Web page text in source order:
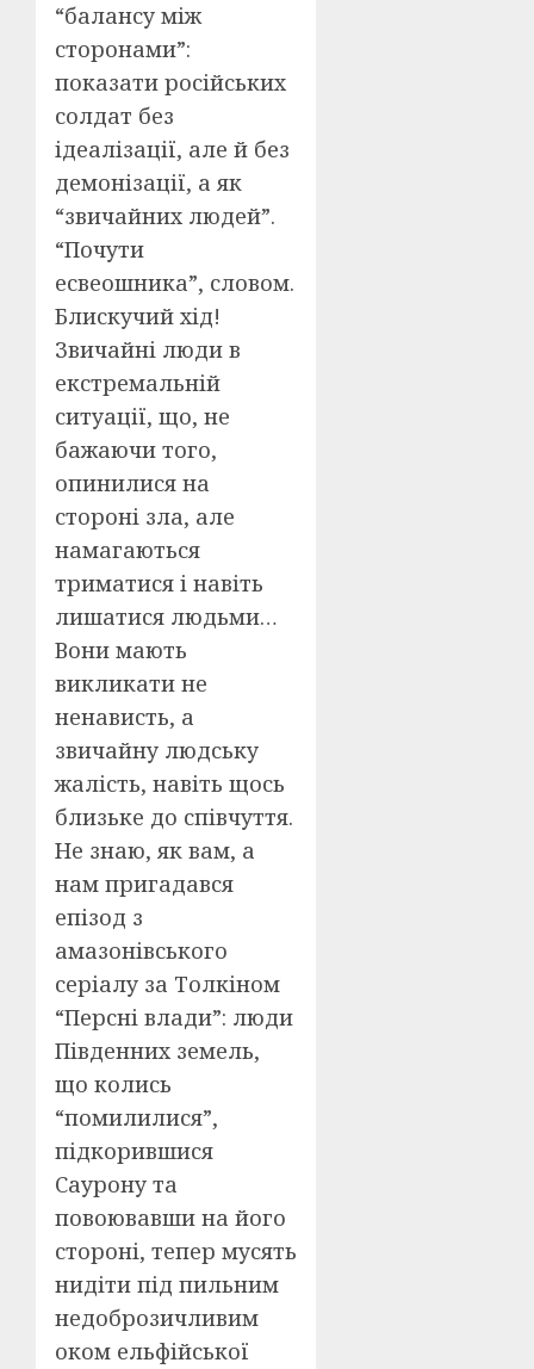
“балансу між
сторонами”:
показати російських
солдат без
ідеалізації, але й без
демонізації, а як
“звичайних людей”.
“Почути
есвеошника”, словом.
Блискучий хід!
Звичайні люди в
екстремальній
ситуації, що, не
бажаючи того,
опинилися на
стороні зла, але
намагаються
триматися і навіть
лишатися людьми…
Вони мають
викликати не
ненависть, а
звичайну людську
жалість, навіть щось
близьке до співчуття.
Не знаю, як вам, а
нам пригадався
епізод з
амазонівського
серіалу за Толкіном
“Персні влади”: люди
Південних земель,
що колись
“помилилися”,
підкорившися
Саурону та
повоювавши на його
стороні, тепер мусять
нидіти під пильним
недоброзичливим
оком ельфійської